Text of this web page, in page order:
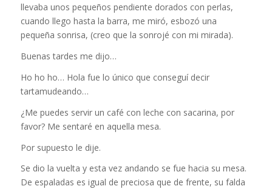
llevaba unos pequeños pendiente dorados con perlas,
cuando llego hasta la barra, me miró, esbozó una
pequeña sonrisa, (creo que la sonrojé con mi mirada).
Buenas tardes me dijo…
Ho ho ho… Hola fue lo único que conseguí decir
tartamudeando…
¿Me puedes servir un café con leche con sacarina, por
favor? Me sentaré en aquella mesa.
Por supuesto le dije.
Se dio la vuelta y esta vez andando se fue hacia su mesa.
De espaladas es igual de preciosa que de frente, su falda